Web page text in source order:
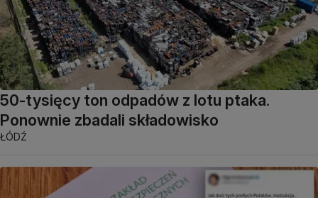
50-tysięcy ton odpadów z lotu ptaka.
Ponownie zbadali składowisko
ŁÓDŹ